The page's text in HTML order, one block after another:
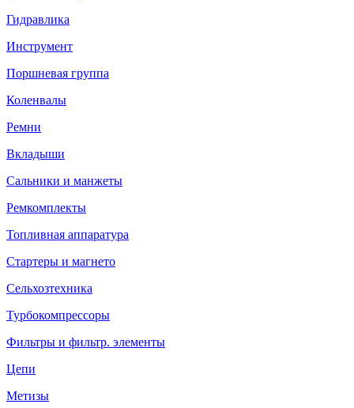
Гидравлика
Инструмент
Поршневая группа
Коленвалы
Ремни
Вкладыши
Сальники и манжеты
Ремкомплекты
Топливная аппаратура
Стартеры и магнето
Сельхозтехника
Турбокомпрессоры
Фильтры и фильтр. элементы
Цепи
Метизы